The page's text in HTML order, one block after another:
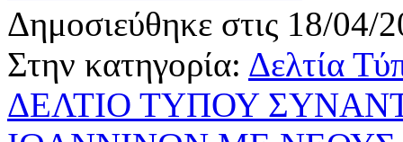
Δημοσιεύθηκε στις 18/04/
Στην κατηγορία: Δελτία
ΔΕΛΤΙΟ ΤΥΠΟΥ